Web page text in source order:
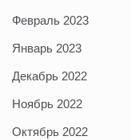
Февраль 2023
Январь 2023
Декабрь 2022
Ноябрь 2022
Октябрь 2022